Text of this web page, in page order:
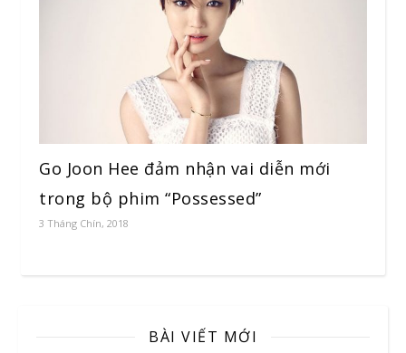
Go Joon Hee đảm nhận vai diễn mới
trong bộ phim “Possessed”
3 Tháng Chín, 2018
BÀI VIẾT MỚI